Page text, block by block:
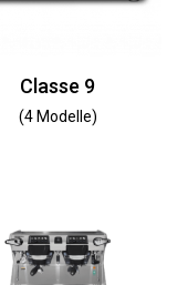
Classe 9
(4 Modelle)